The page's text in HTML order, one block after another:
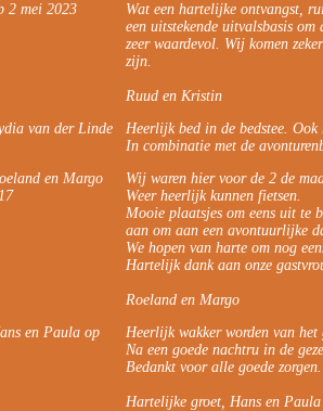
2 mei 2023
Wat een hartelijke ontvangst,
een uitstekende uitvalsbasis
zeer waardevol. Wij komen
zijn.
Ruud en Kristin
van der Linde
Heerlijk bed in de bedstee.
In combinatie met de
en Margo
Wij waren hier voor de 2 de
Weer heerlijk kunnen fietsen.
Mooie plaatsjes om eens uit te
aan om aan een avontuurlijke
We hopen van harte om nog
Hartelijk dank aan onze
Roeland en Margo
en Paula op
Heerlijk wakker worden van het
Na een goede nachtru in de
Bedankt voor alle goede zorgen.
Hartelijke groet, Hans en Paula